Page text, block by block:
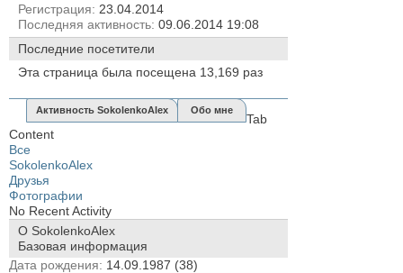
Регистрация
23.04.2014
Последняя активность 09.06.2014 19:08
Последние посетители
Эта страница была посещена 13,169 раз
Активность SokolenkoAlex Обо мне
Tab
Content
Все
SokolenkoAlex
Друзья
Фотографии
No Recent Activity
О SokolenkoAlex
Базовая информация
Дата рождения
14.09.1987 (38)